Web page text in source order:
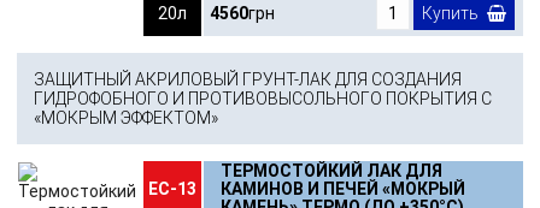
20л 4560грн Купить
ЗАЩИТНЫЙ АКРИЛОВЫЙ ГРУНТ-ЛАК ДЛЯ СОЗДАНИЯ
ГИДРОФОБНОГО И ПРОТИВОВЫСОЛЬНОГО ПОКРЫТИЯ С
«МОКРЫМ ЭФФЕКТОМ»
ЕС-13
ТЕРМОСТОЙКИЙ ЛАК ДЛЯ
КАМИНОВ И ПЕЧЕЙ «МОКРЫЙ